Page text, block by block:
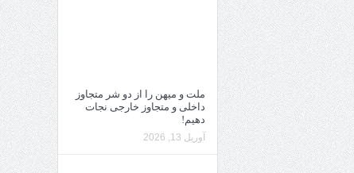
ملت و میهن را از دو شر متجاوز
داخلی و متجاوز خارجی نجات
دهیم!
آوریل 13, 2026